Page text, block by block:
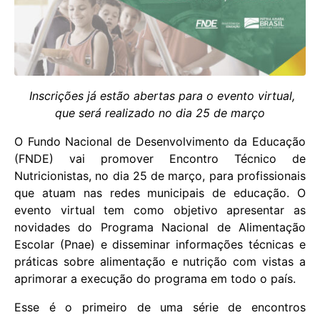
Inscrições já estão abertas para o evento virtual,
que será realizado no dia 25 de março
O Fundo Nacional de Desenvolvimento da Educação
(FNDE) vai promover Encontro Técnico de
Nutricionistas, no dia 25 de março, para profissionais
que atuam nas redes municipais de educação. O
evento virtual tem como objetivo apresentar as
novidades do Programa Nacional de Alimentação
Escolar (Pnae) e disseminar informações técnicas e
práticas sobre alimentação e nutrição com vistas a
aprimorar a execução do programa em todo o país.
Esse é o primeiro de uma série de encontros